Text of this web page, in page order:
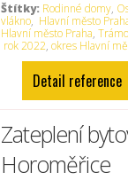
Štítky: Rodinné domy,
vlákno, Hlavní město
Hlavní město Praha,
rok 2022,okres Hlavní
Detail reference
Zateplení
Horoměřice